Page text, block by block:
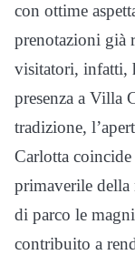
con ottime
prenotazioni già
visitatori, infatti,
presenza a Villa
tradizione,
Carlotta
primaverile della
di parco le
contribuito a